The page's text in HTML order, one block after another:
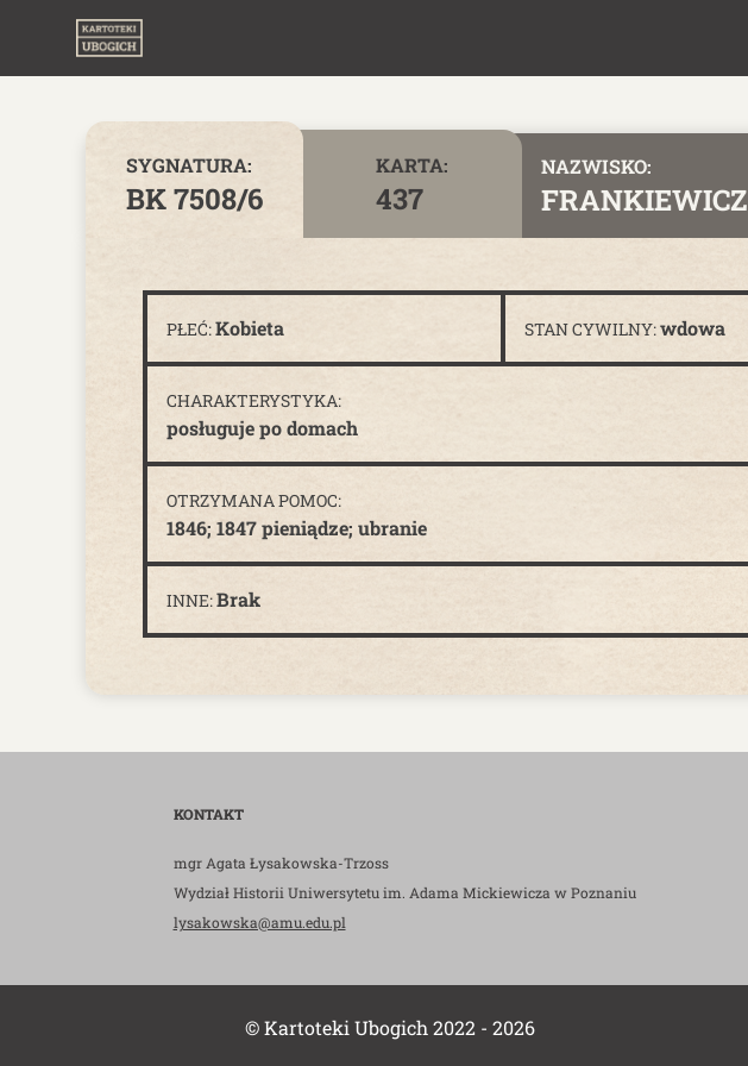
SYGNATURA:
BK 7508/6
KARTA:
437
NAZWISKO:
FRANKIEWICZ
PŁEĆ:Kobieta STAN CYWILNY:wdowa
CHARAKTERYSTYKA:
posługuje po domach
OTRZYMANA POMOC:
1846; 1847 pieniądze; ubranie
INNE:Brak
KONTAKT
mgr Agata Łysakowska-Trzoss
Wydział Historii Uniwersytetu im. Adama Mickiewicza w Poznaniu
lysakowska@amu.edu.pl
© Kartoteki Ubogich 2022 - 2026